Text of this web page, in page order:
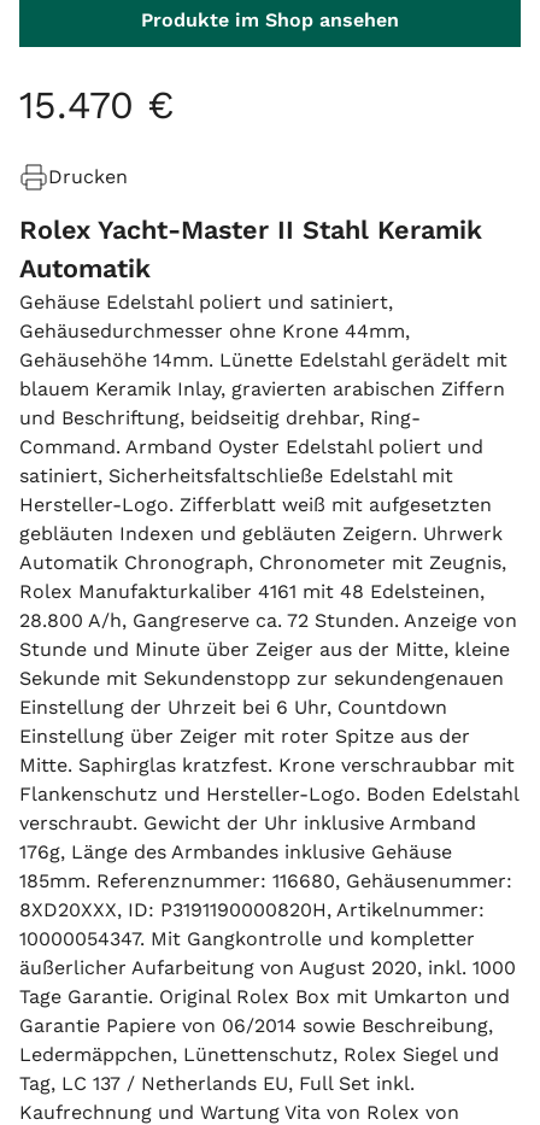
Produkte im Shop ansehen
15.470 €
Drucken
Rolex Yacht-Master II Stahl Keramik
Automatik
Gehäuse Edelstahl poliert und satiniert,
Gehäusedurchmesser ohne Krone 44mm,
Gehäusehöhe 14mm. Lünette Edelstahl gerädelt mit
blauem Keramik Inlay, gravierten arabischen Ziffern
und Beschriftung, beidseitig drehbar, Ring-
Command. Armband Oyster Edelstahl poliert und
satiniert, Sicherheitsfaltschließe Edelstahl mit
Hersteller-Logo. Zifferblatt weiß mit aufgesetzten
gebläuten Indexen und gebläuten Zeigern. Uhrwerk
Automatik Chronograph, Chronometer mit Zeugnis,
Rolex Manufakturkaliber 4161 mit 48 Edelsteinen,
28.800 A/h, Gangreserve ca. 72 Stunden. Anzeige von
Stunde und Minute über Zeiger aus der Mitte, kleine
Sekunde mit Sekundenstopp zur sekundengenauen
Einstellung der Uhrzeit bei 6 Uhr, Countdown
Einstellung über Zeiger mit roter Spitze aus der
Mitte. Saphirglas kratzfest. Krone verschraubbar mit
Flankenschutz und Hersteller-Logo. Boden Edelstahl
verschraubt. Gewicht der Uhr inklusive Armband
176g, Länge des Armbandes inklusive Gehäuse
185mm. Referenznummer: 116680, Gehäusenummer:
8XD20XXX, ID: P3191190000820H, Artikelnummer:
10000054347. Mit Gangkontrolle und kompletter
äußerlicher Aufarbeitung von August 2020, inkl. 1000
Tage Garantie. Original Rolex Box mit Umkarton und
Garantie Papiere von 06/2014 sowie Beschreibung,
Ledermäppchen, Lünettenschutz, Rolex Siegel und
Tag, LC 137 / Netherlands EU, Full Set inkl.
Kaufrechnung und Wartung Vita von Rolex von